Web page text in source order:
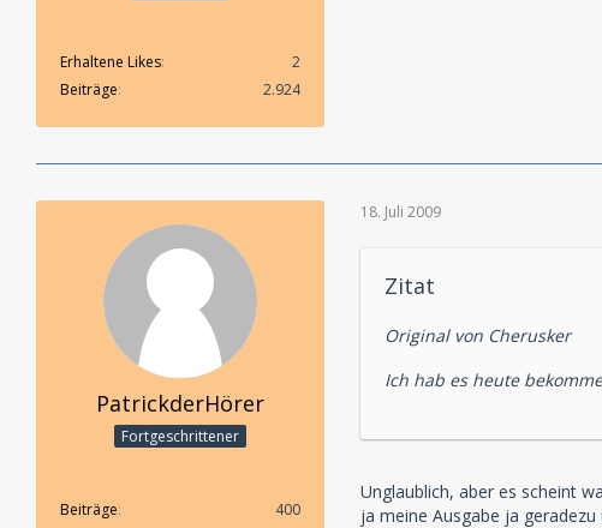
Erhaltene Likes
2
Beiträge
2.924
PatrickderHörer
Fortgeschrittener
Beiträge 400
18. Juli 2009
Zitat
Original von Cherusker
Ich hab es heute
Unglaublich, aber es scheint
ja meine Ausgabe ja